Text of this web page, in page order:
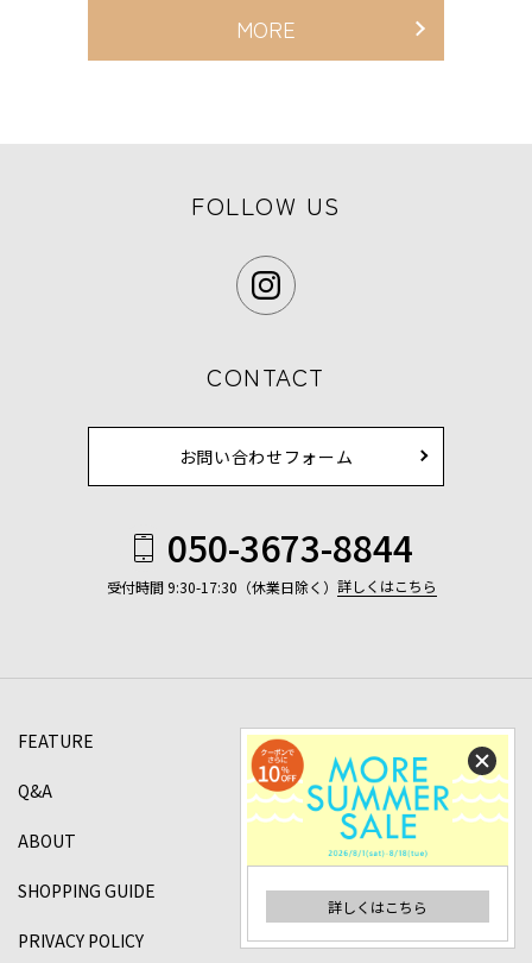
詳しくはこちら
MORE
FOLLOW US
CONTACT
お問い合わせフォーム
050-3673-8844
受付時間 9:30-17:30（休業日除く） 詳しくはこちら
FEATURE
Q&A
ABOUT
SHOPPING GUIDE
PRIVACY POLICY